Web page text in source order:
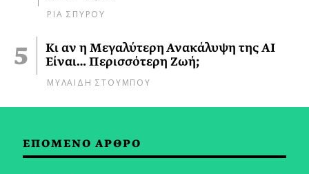
ΡΙΑ ΣΠΥΡΟΥ
Κι αν η Μεγαλύτερη Ανακάλυψη της AI
Είναι… Περισσότερη Ζωή;
ΜΥΛΑΙΔΗ ΣΤΟΥΜΠΟΥ
ΕΠΟΜΕΝΟ ΑΡΘΡΟ